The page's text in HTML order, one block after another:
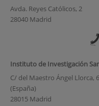
Avda. Reyes Católicos, 2
28040 Madrid
Instituto de Investigación
C/ del Maestro Ángel Llorca,
(España)
28015 Madrid